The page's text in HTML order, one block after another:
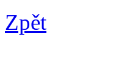
Zpět